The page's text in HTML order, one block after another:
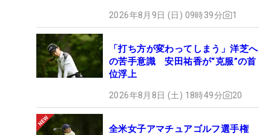
2026年8月9日 (日) 09時39分 1
「打ち方が変わってしまう」洋芝へ
の苦手意識 安田祐香が“克服”の首
位浮上
2026年8月8日 (土) 18時49分 20
全米女子アマチュアゴルフ選手権